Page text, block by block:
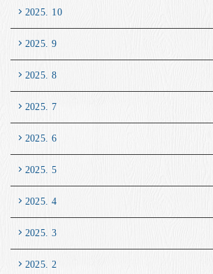
2025. 10
2025. 9
2025. 8
2025. 7
2025. 6
2025. 5
2025. 4
2025. 3
2025. 2